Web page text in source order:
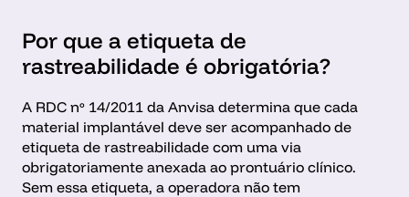
Por que a etiqueta de
rastreabilidade é obrigatória?
A RDC nº 14/2011 da Anvisa determina que cada
material implantável deve ser acompanhado de
etiqueta de rastreabilidade com uma via
obrigatoriamente anexada ao prontuário clínico.
Sem essa etiqueta, a operadora não tem